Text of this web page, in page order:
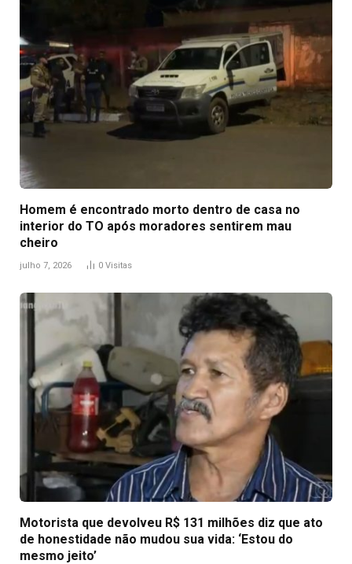
Homem é encontrado morto dentro de casa no
interior do TO após moradores sentirem mau
cheiro
julho 7, 2026 0 Visitas
Motorista que devolveu R$ 131 milhões diz que ato
de honestidade não mudou sua vida: ‘Estou do
mesmo jeito’